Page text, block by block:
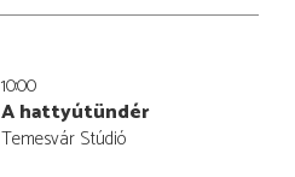
10:00
A hattyútündér
Temesvár Stúdió